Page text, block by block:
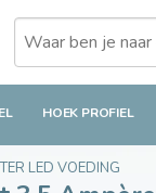
HOEK PROFIEL
Ampère
LED VOEDING